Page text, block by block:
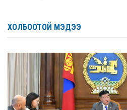
ХОЛБООТОЙ МЭДЭЭ